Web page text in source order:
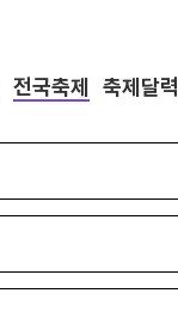
전국축제 축제달력